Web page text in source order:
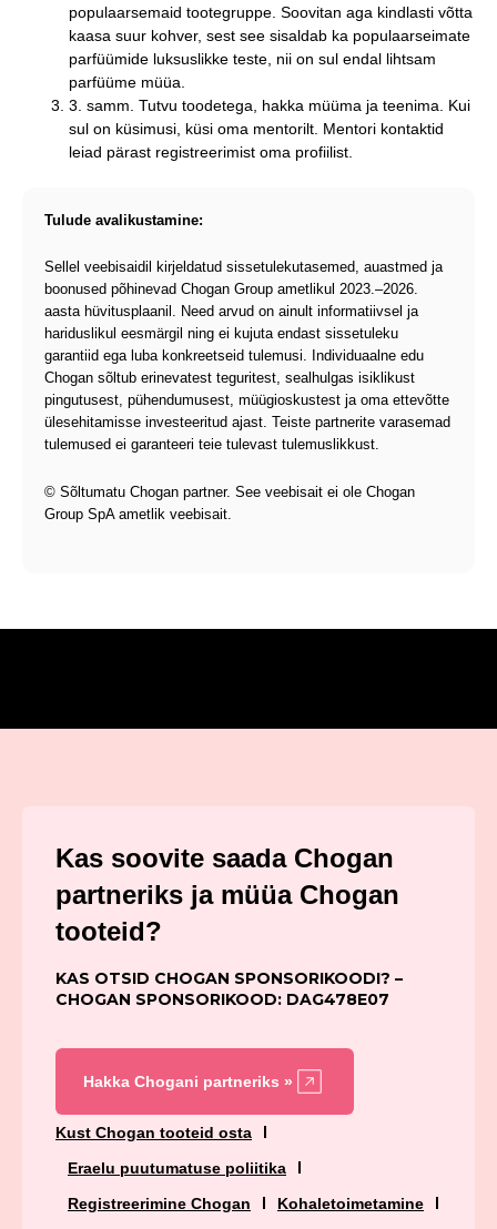
populaarsemaid tootegruppe. Soovitan aga kindlasti võtta
kaasa suur kohver, sest see sisaldab ka populaarseimate
parfüümide luksuslikke teste, nii on sul endal lihtsam
parfüüme müüa.
3. samm. Tutvu toodetega, hakka müüma ja teenima. Kui
sul on küsimusi, küsi oma mentorilt. Mentori kontaktid
leiad pärast registreerimist oma profiilist.
Tulude avalikustamine:
Sellel veebisaidil kirjeldatud sissetulekutasemed, auastmed ja
boonused põhinevad Chogan Group ametlikul 2023.–2026.
aasta hüvitusplaanil. Need arvud on ainult informatiivsel ja
hariduslikul eesmärgil ning ei kujuta endast sissetuleku
garantiid ega luba konkreetseid tulemusi. Individuaalne edu
Chogan sõltub erinevatest teguritest, sealhulgas isiklikust
pingutusest, pühendumusest, müügioskustest ja oma ettevõtte
ülesehitamisse investeeritud ajast. Teiste partnerite varasemad
tulemused ei garanteeri teie tulevast tulemuslikkust.
© Sõltumatu Chogan partner. See veebisait ei ole Chogan
Group SpA ametlik veebisait.
Kas soovite saada Chogan
partneriks ja müüa Chogan
tooteid?
KAS OTSID CHOGAN SPONSORIKOODI? –
CHOGAN SPONSORIKOOD: DAG478E07
Hakka Chogani partneriks »
Kust Chogan tooteid osta
Eraelu puutumatuse poliitika
Registreerimine Chogan
Kohaletoimetamine